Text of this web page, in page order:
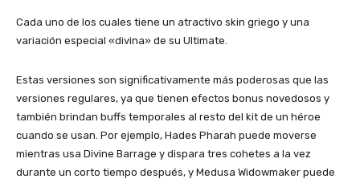
Cada uno de los cuales tiene un atractivo skin griego y una
variación especial «divina» de su Ultimate.
Estas versiones son significativamente más poderosas que las
versiones regulares, ya que tienen efectos bonus novedosos y
también brindan buffs temporales al resto del kit de un héroe
cuando se usan. Por ejemplo, Hades Pharah puede moverse
mientras usa Divine Barrage y dispara tres cohetes a la vez
durante un corto tiempo después, y Medusa Widowmaker puede